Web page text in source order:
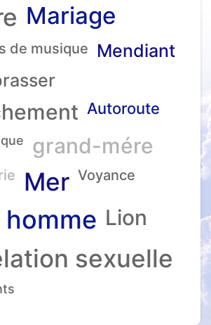
Mariage
de musique Mendiant
Autoroute
grand-mére
Mer Voyance
Lion
sexuelle